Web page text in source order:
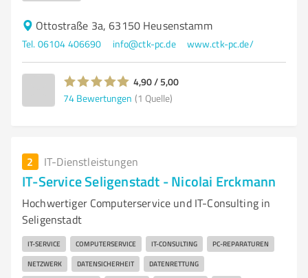
Ottostraße 3a, 63150 Heusenstamm
Tel. 06104 406690 info@ctk-pc.de www.ctk-pc.de/
4,90 / 5,00
74 Bewertungen (1 Quelle)
2 IT-Dienstleistungen
IT-Service Seligenstadt - Nicolai Erckmann
Hochwertiger Computerservice und IT-Consulting in
Seligenstadt
IT-SERVICE COMPUTERSERVICE IT-CONSULTING PC-REPARATUREN
NETZWERK DATENSICHERHEIT DATENRETTUNG